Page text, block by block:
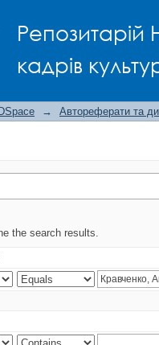
Репозитарій
кадрів
→ Автореферати та
the search results.